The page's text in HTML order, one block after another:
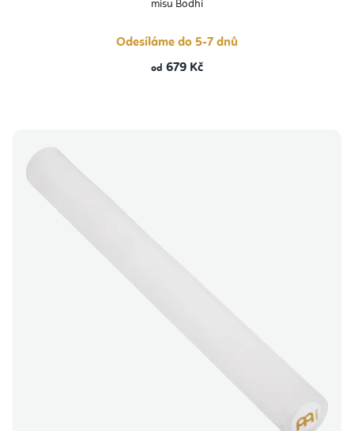
mísu Bodhi
Odesíláme do 5-7 dnů
od 679 Kč